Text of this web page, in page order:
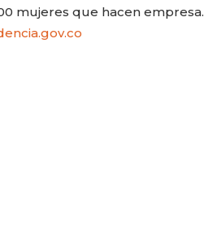
mujeres que hacen empresa.